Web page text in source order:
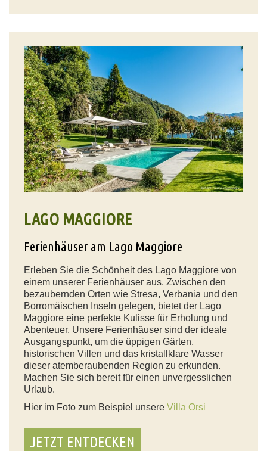
LAGO MAGGIORE
Ferienhäuser am Lago Maggiore
Erleben Sie die Schönheit des Lago Maggiore von
einem unserer Ferienhäuser aus. Zwischen den
bezaubernden Orten wie Stresa, Verbania und den
Borromäischen Inseln gelegen, bietet der Lago
Maggiore eine perfekte Kulisse für Erholung und
Abenteuer. Unsere Ferienhäuser sind der ideale
Ausgangspunkt, um die üppigen Gärten,
historischen Villen und das kristallklare Wasser
dieser atemberaubenden Region zu erkunden.
Machen Sie sich bereit für einen unvergesslichen
Urlaub.
Hier im Foto zum Beispiel unsere Villa Orsi
JETZT ENTDECKEN